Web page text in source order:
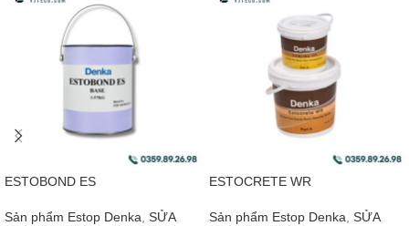
ESTOBOND ES
Sản phẩm Estop Denka, SỬA
ESTOCRETE WR
Sản phẩm Estop Denka, SỬA